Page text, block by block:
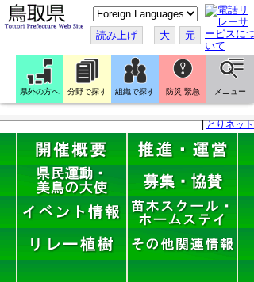
こ
の
ペ
ー
ジ
翻
訳
す
読み上げ 大 元
県外の方へ 分野で探す 組織で探す 防災 緊急 メニュー
|とりネット